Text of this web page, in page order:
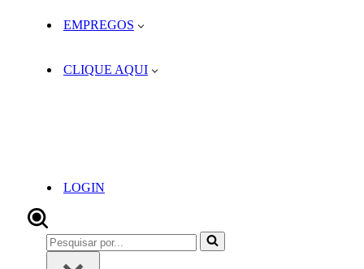
EMPREGOS
CLIQUE AQUI
LOGIN
Pesquisar
por...